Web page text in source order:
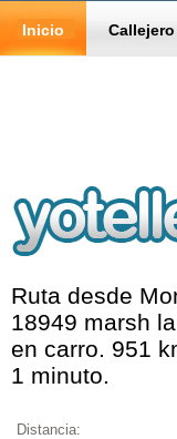
Inicio Callejero
Ruta desde
18949 marsh
en carro. 951
1 minuto.
Distancia: